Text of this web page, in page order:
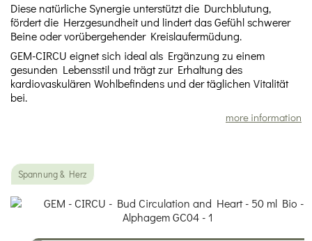
Diese natürliche Synergie unterstützt die Durchblutung,
fördert die Herzgesundheit und lindert das Gefühl schwerer
Beine oder vorübergehender Kreislaufermüdung.
GEM-CIRCU eignet sich ideal als Ergänzung zu einem
gesunden Lebensstil und trägt zur Erhaltung des
kardiovaskulären Wohlbefindens und der täglichen Vitalität
bei.
more information
Spannung & Herz